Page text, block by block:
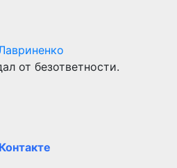
от безответности.